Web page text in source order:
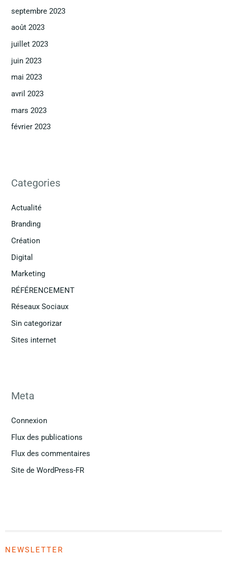
septembre 2023
août 2023
juillet 2023
juin 2023
mai 2023
avril 2023
mars 2023
février 2023
Categories
Actualité
Branding
Création
Digital
Marketing
RÉFÉRENCEMENT
Réseaux Sociaux
Sin categorizar
Sites internet
Meta
Connexion
Flux des publications
Flux des commentaires
Site de WordPress-FR
NEWSLETTER